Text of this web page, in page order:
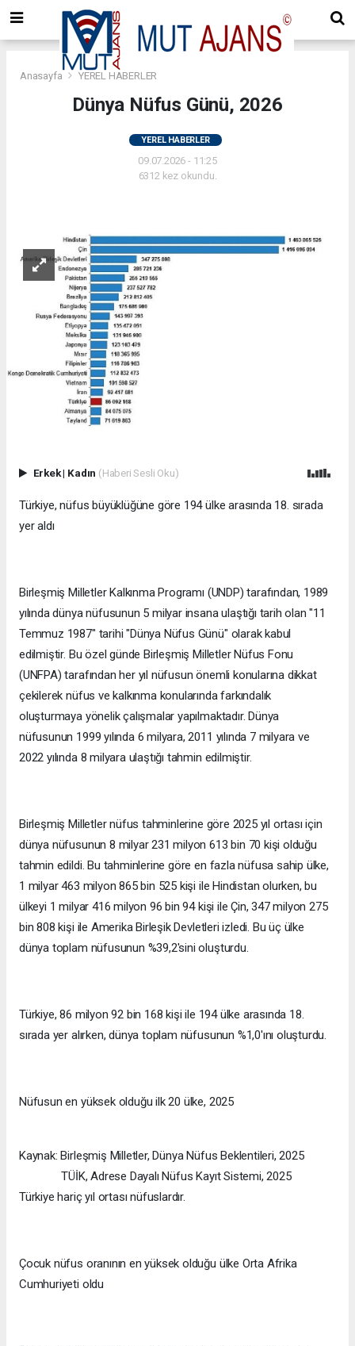
Anasayfa YEREL HABERLER
Dünya Nüfus Günü, 2026
YEREL HABERLER
09.07.2026 - 11:25
6312 kez okundu.
Erkek| Kadın (Haberi Sesli Oku)
Türkiye, nüfus büyüklüğüne göre 194 ülke arasında 18. sırada
yer aldı
Birleşmiş Milletler Kalkınma Programı (UNDP) tarafından, 1989
yılında dünya nüfusunun 5 milyar insana ulaştığı tarih olan "11
Temmuz 1987" tarihi "Dünya Nüfus Günü" olarak kabul
edilmiştir. Bu özel günde Birleşmiş Milletler Nüfus Fonu
(UNFPA) tarafından her yıl nüfusun önemli konularına dikkat
çekilerek nüfus ve kalkınma konularında farkındalık
oluşturmaya yönelik çalışmalar yapılmaktadır. Dünya
nüfusunun 1999 yılında 6 milyara, 2011 yılında 7 milyara ve
2022 yılında 8 milyara ulaştığı tahmin edilmiştir.
Birleşmiş Milletler nüfus tahminlerine göre 2025 yıl ortası için
dünya nüfusunun 8 milyar 231 milyon 613 bin 70 kişi olduğu
tahmin edildi. Bu tahminlerine göre en fazla nüfusa sahip ülke,
1 milyar 463 milyon 865 bin 525 kişi ile Hindistan olurken, bu
ülkeyi 1 milyar 416 milyon 96 bin 94 kişi ile Çin, 347 milyon 275
bin 808 kişi ile Amerika Birleşik Devletleri izledi. Bu üç ülke
dünya toplam nüfusunun %39,2'sini oluşturdu.
Türkiye, 86 milyon 92 bin 168 kişi ile 194 ülke arasında 18.
sırada yer alırken, dünya toplam nüfusunun %1,0'ını oluşturdu.
Nüfusun en yüksek olduğu ilk 20 ülke, 2025
Kaynak: Birleşmiş Milletler, Dünya Nüfus Beklentileri, 2025
TÜİK, Adrese Dayalı Nüfus Kayıt Sistemi, 2025
Türkiye hariç yıl ortası nüfuslardır.
Çocuk nüfus oranının en yüksek olduğu ülke Orta Afrika
Cumhuriyeti oldu